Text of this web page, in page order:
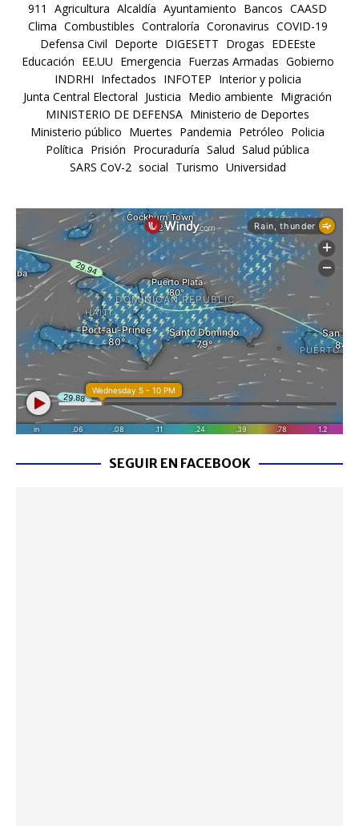
911 Agricultura Alcaldía Ayuntamiento Bancos CAASD
Clima Combustibles Contraloría Coronavirus COVID-19
Defensa Civil Deporte DIGESETT Drogas EDEEste
Educación EE.UU Emergencia Fuerzas Armadas Gobierno
INDRHI Infectados INFOTEP Interior y policia
Junta Central Electoral Justicia Medio ambiente Migración
MINISTERIO DE DEFENSA Ministerio de Deportes
Ministerio público Muertes Pandemia Petróleo Policia
Política Prisión Procuraduría Salud Salud pública
SARS CoV-2 social Turismo Universidad
SEGUIR EN FACEBOOK